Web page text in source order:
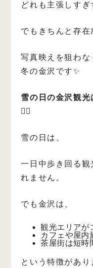
どれも主張しすぎ
でもきちんと存在
写真映えを狙わ
冬の金沢です✨
雪の日の金沢観
🚶‍♀️
雪の日は、
一日中歩き回る観
れません。
でも金沢は、
観光エリアが
カフェや屋内
茶屋街は短時
という特徴があり